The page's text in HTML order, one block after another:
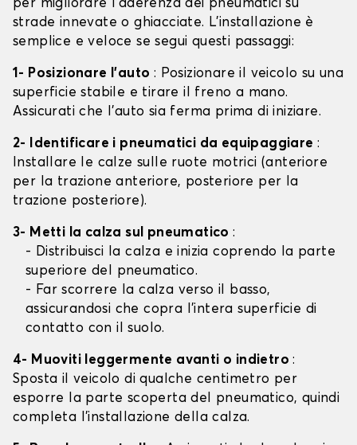
per migliorare l'aderenza dei pneumatici su
strade innevate o ghiacciate. L'installazione è
semplice e veloce se segui questi passaggi:
1- Posizionare l'auto : Posizionare il veicolo su una
superficie stabile e tirare il freno a mano.
Assicurati che l'auto sia ferma prima di iniziare.
2- Identificare i pneumatici da equipaggiare :
Installare le calze sulle ruote motrici (anteriore
per la trazione anteriore, posteriore per la
trazione posteriore).
3- Metti la calza sul pneumatico:
- Distribuisci la calza e inizia coprendo la parte
superiore del pneumatico.
- Far scorrere la calza verso il basso,
assicurandosi che copra l'intera superficie di
contatto con il suolo.
4- Muoviti leggermente avanti o indietro:
Sposta il veicolo di qualche centimetro per
esporre la parte scoperta del pneumatico, quindi
completa l'installazione della calza.